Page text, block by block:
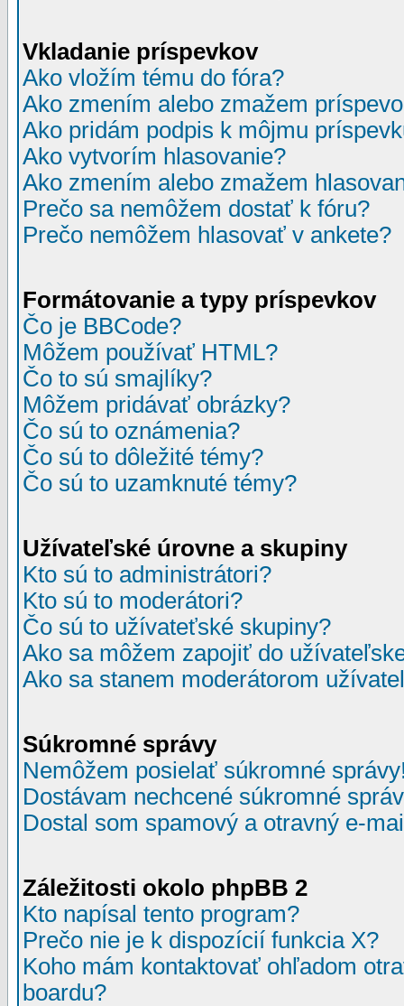
Vkladanie príspevkov
Ako vložím tému do fóra?
Ako zmením alebo zmažem
Ako pridám podpis k môjmu
Ako vytvorím hlasovanie?
Ako zmením alebo zmažem
Prečo sa nemôžem dostať k fóru?
Prečo nemôžem hlasovať v ankete?
Formátovanie a typy príspevkov
Čo je BBCode?
Môžem používať HTML?
Čo to sú smajlíky?
Môžem pridávať obrázky?
Čo sú to oznámenia?
Čo sú to dôležité témy?
Čo sú to uzamknuté témy?
Užívateľské úrovne a skupiny
Kto sú to administrátori?
Kto sú to moderátori?
Čo sú to užívateťské skupiny?
Ako sa môžem zapojiť do
Ako sa stanem moderátorom
Súkromné správy
Nemôžem posielať súkromné
Dostávam nechcené súkromné
Dostal som spamový a otravný e-
Záležitosti okolo phpBB 2
Kto napísal tento program?
Prečo nie je k dispozícií funkcia X?
Koho mám kontaktovať ohľadom
boardu?